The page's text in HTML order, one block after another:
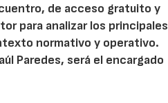
de acceso gratuito y
para analizar los principales
normativo y operativo.
Paredes, será el encargado